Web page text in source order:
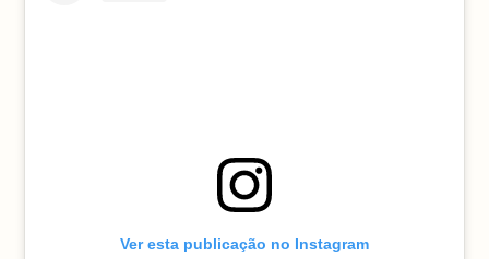
Ver esta publicação no Instagram